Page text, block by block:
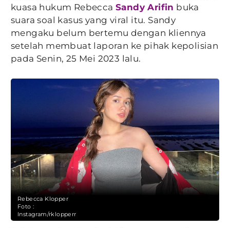
kuasa hukum Rebecca Sandy Arifin buka
suara soal kasus yang viral itu. Sandy
mengaku belum bertemu dengan kliennya
setelah membuat laporan ke pihak kepolisian
pada Senin, 25 Mei 2023 lalu.
Rebecca Klopper
Foto :
Instagram/rklopperr